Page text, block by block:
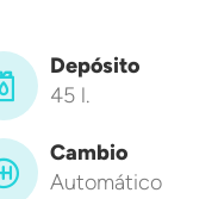
Depósito
45 l.
Cambio
Automático